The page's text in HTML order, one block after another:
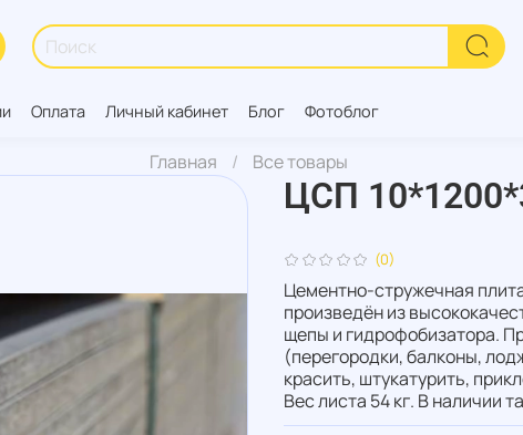
Оплата Личный кабинет Блог Фотоблог
Главная Все товары
(0)
ЦСП
Цементно-стружечная
произведён из
щепы и гидрофобизатора.
(перегородки, балконы,
красить, штукатурить,
Вес листа 54 кг. В наличии